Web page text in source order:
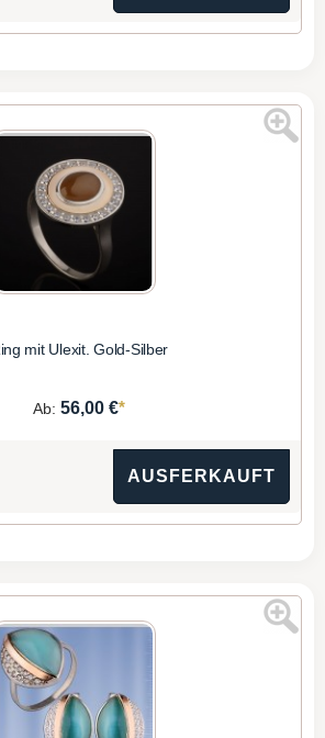
mit Ulexit. Gold-Silber
Ab: 56,00 €*
AUSFERKAUFT